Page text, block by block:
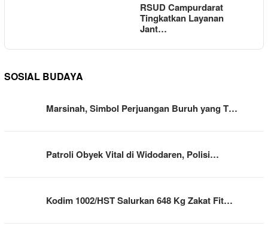
RSUD Campurdarat
Tingkatkan Layanan
Jant…
SOSIAL BUDAYA
Marsinah, Simbol Perjuangan Buruh yang T…
Patroli Obyek Vital di Widodaren, Polisi…
Kodim 1002/HST Salurkan 648 Kg Zakat Fit…